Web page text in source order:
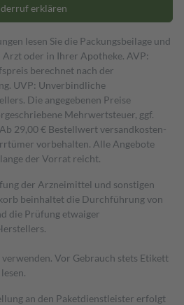
erklären
lesen Sie die Packungsbeilage und
oder in Ihrer Apotheke. AVP:
berechnet nach der
UVP: Unverbindliche
Die angegebenen Preise
Mehrwertsteuer, ggf.
29,00 € Bestell­wert versand­kosten­
vorbehalten. Alle Angebote
der Vorrat reicht.
der Arzneimittel und sonstigen
beinhaltet die Durchführung von
die Prüfung etwaiger
Vor Gebrauch stets Etikett
an den Paketdienstleister erfolgt